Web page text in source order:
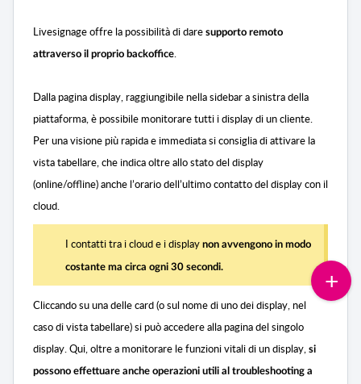
Livesignage offre la possibilità di dare supporto remoto
attraverso il proprio backoffice.
Dalla pagina display, raggiungibile nella sidebar a sinistra della
piattaforma, è possibile monitorare tutti i display di un cliente.
Per una visione più rapida e immediata si consiglia di attivare la
vista tabellare, che indica oltre allo stato del display
(online/offline) anche l’orario dell’ultimo contatto del display con il
cloud.
I contatti tra i cloud e i display non avvengono in modo
costante ma circa ogni 30 secondi.
Cliccando su una delle card (o sul nome di uno dei display, nel
caso di vista tabellare) si può accedere alla pagina del singolo
display. Qui, oltre a monitorare le funzioni vitali di un display, si
possono effettuare anche operazioni utili al troubleshooting a